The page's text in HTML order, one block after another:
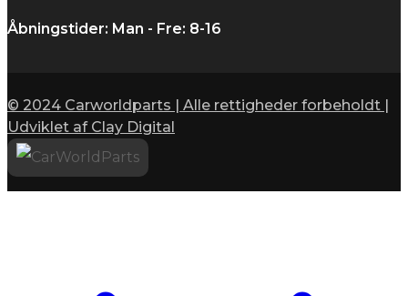
Åbningstider: Man - Fre: 8-16
© 2024 Carworldparts | Alle rettigheder forbeholdt |
Udviklet af Clay Digital